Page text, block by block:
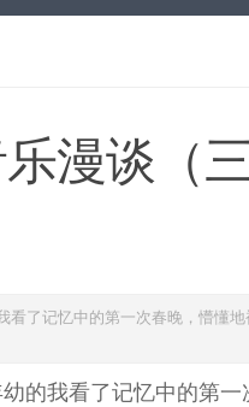
乐漫谈
看了记忆中的第一次春晚，懵懂
的我看了记忆中的第